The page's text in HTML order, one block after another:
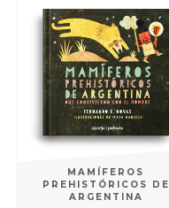
MAMÍFEROS
PREHISTÓRICOS DE
ARGENTINA